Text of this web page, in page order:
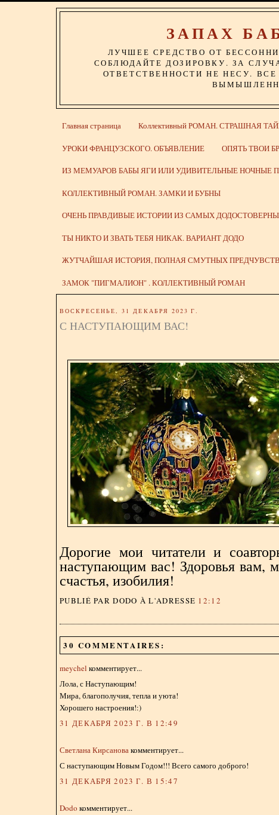
ЗАПАХ
ЛУЧШЕЕ СРЕДСТВО ОТ
СОБЛЮДАЙТЕ ДОЗИРОВКУ. ЗА
ОТВЕТСТВЕННОСТИ НЕ НЕСУ.
Главная страница Коллективный РОМАН. СТРАШНАЯ
УРОКИ ФРАНЦУЗСКОГО. ОБЪЯВЛЕНИЕ ОПЯТЬ ТВОИ
ИЗ МЕМУАРОВ БАБЫ ЯГИ ИЛИ УДИВИТЕЛЬНЫЕ НОЧНЫЕ
КОЛЛЕКТИВНЫЙ РОМАН. ЗАМКИ И БУБНЫ
ОЧЕНЬ ПРАВДИВЫЕ ИСТОРИИ ИЗ САМЫХ
ТЫ НИКТО И ЗВАТЬ ТЕБЯ НИКАК. ВАРИАНТ ДОДО
ЖУТЧАЙШАЯ ИСТОРИЯ, ПОЛНАЯ СМУТНЫХ
ЗАМОК "ПИГМАЛИОН" . КОЛЛЕКТИВНЫЙ РОМАН
ВОСКРЕСЕНЬЕ, 31 ДЕКАБРЯ 2023 Г.
С НАСТУПАЮЩИМ ВАС!
Дорогие мои читатели и
наступающим вас! Здоровья вам,
счастья, изобилия!
PUBLIÉ PAR DODO À L'ADRESSE 12:12
30 COMMENTAIRES:
meychel комментирует...
Лола, с Наступающим!
Мира, благополучия, тепла и уюта!
Хорошего настроения!:)
31 ДЕКАБРЯ 2023 Г. В 12:49
Светлана Кирсановакомментирует...
С наступающим Новым Годом!!! Всего самого доброго!
31 ДЕКАБРЯ 2023 Г. В 15:47
Dodo комментирует...